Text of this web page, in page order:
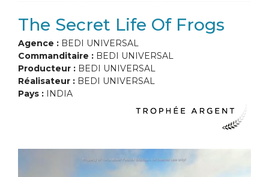
The Secret Life Of Frogs
Agence : BEDI UNIVERSAL
Commanditaire : BEDI UNIVERSAL
Producteur : BEDI UNIVERSAL
Réalisateur : BEDI UNIVERSAL
Pays : INDIA